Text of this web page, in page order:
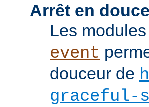
Arrêt en
Les
event
douceur de
graceful-